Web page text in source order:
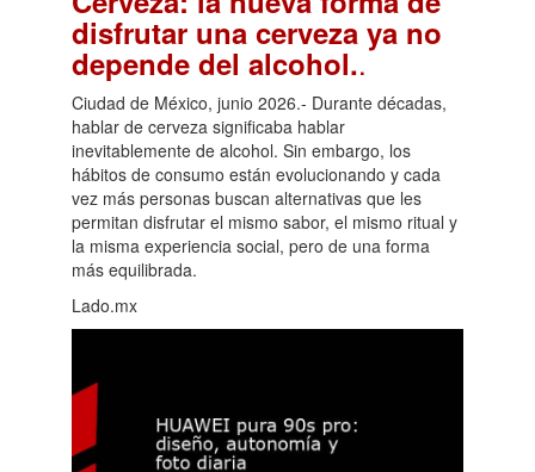
disfrutar una cerveza ya no
depende del alcohol..
Ciudad de México, junio 2026.- Durante décadas,
hablar de cerveza significaba hablar
inevitablemente de alcohol. Sin embargo, los
hábitos de consumo están evolucionando y cada
vez más personas buscan alternativas que les
permitan disfrutar el mismo sabor, el mismo ritual y
la misma experiencia social, pero de una forma
más equilibrada.
Lado.mx